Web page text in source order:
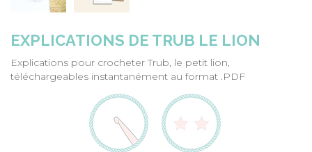
EXPLICATIONS DE TRUB LE LION
Explications pour crocheter Trub, le petit lion,
téléchargeables instantanément au format .PDF